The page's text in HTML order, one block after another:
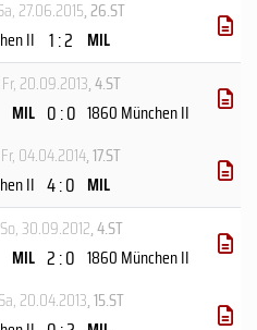
27.06.2015, 26.ST
II 1 : 2 MIL
Fr, 20.09.2013, 4.ST
MIL 0 : 0 1860 München II
Fr, 04.04.2014, 17.ST
II 4 : 0 MIL
So, 30.09.2012, 4.ST
MIL 2 : 0 1860 München II
Sa, 20.04.2013, 15.ST